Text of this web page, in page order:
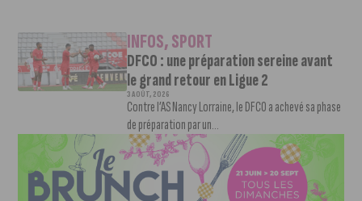
INFOS,SPORT
DFCO : une préparation sereine avant
le grand retour en Ligue 2
3 AOÛT, 2026
Contre l’AS Nancy Lorraine, le DFCO a achevé sa phase
de préparation par un...